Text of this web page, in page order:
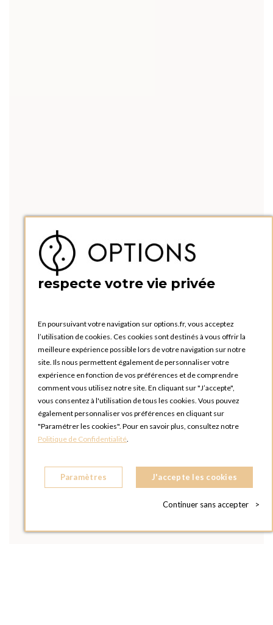
respecte votre vie privée
En poursuivant votre navigation sur options.fr, vous acceptez
l’utilisation de cookies. Ces cookies sont destinés à vous offrir la
meilleure expérience possible lors de votre navigation sur notre
site. Ils nous permettent également de personnaliser votre
expérience en fonction de vos préférences et de comprendre
comment vous utilisez notre site. En cliquant sur "J’accepte",
vous consentez à l'utilisation de tous les cookies. Vous pouvez
également personnaliser vos préférences en cliquant sur
"Paramétrer les cookies". Pour en savoir plus, consultez notre
Politique de Confidentialité.
Paramètres J'accepte les cookies
Continuer sans accepter >